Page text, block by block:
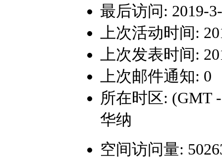
最后访问: 2019-
上次活动时间:
上次发表时间:
上次邮件通知: 0
所在时区: (GMT
华纳
空间访问量: